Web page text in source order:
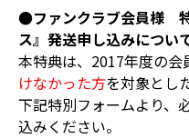
●ファンクラブ会員様
ス』発送申し込みについ
本特典は、2017年度の会
けなかった方を対象とし
下記特別フォームより、
込みください。